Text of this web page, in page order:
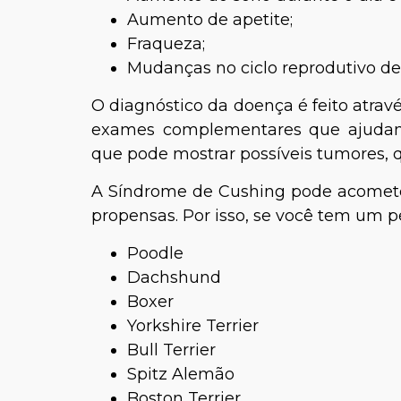
Aumento de apetite;
Fraqueza;
Mudanças no ciclo reprodutivo
O diagnóstico da doença é feito
exames complementares que
que pode mostrar possíveis tumores,
A Síndrome de Cushing pode
propensas. Por isso, se você tem um
Poodle
Dachshund
Boxer
Yorkshire Terrier
Bull Terrier
Spitz Alemão